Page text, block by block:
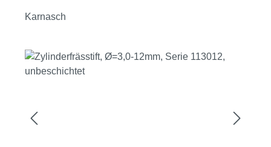
Karnasch
Bildergalerie überspringen